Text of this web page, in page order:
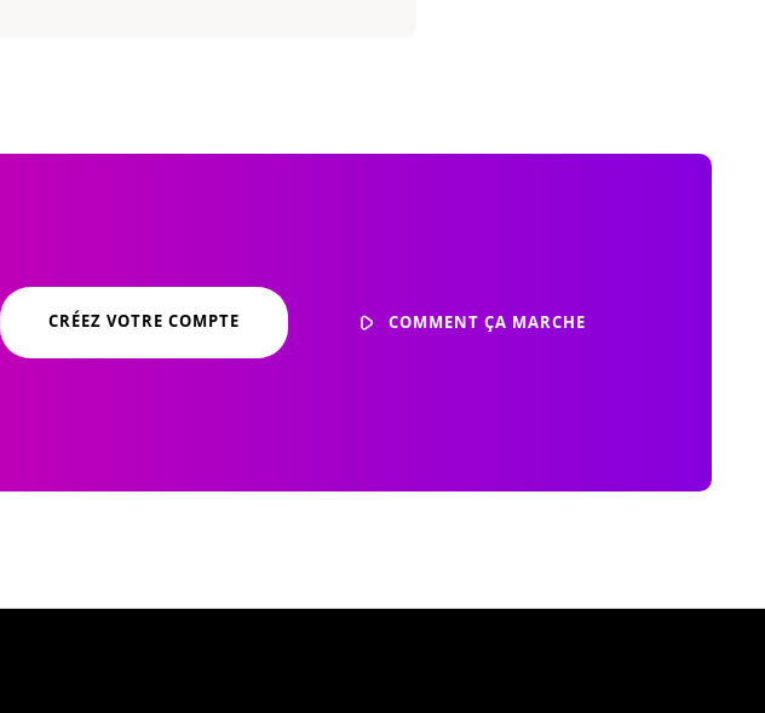
CRÉEZ VOTRE COMPTE COMMENT ÇA MARCHE